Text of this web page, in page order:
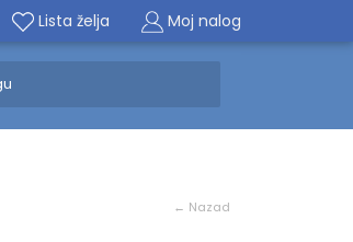
Lista želja Moj nalog
← Nazad